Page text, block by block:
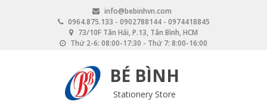
info@bebinhvn.com
0964.875.133 - 0902788144 - 0974418845
73/10F Tân Hải, P.13, Tân Bình, HCM
Thứ 2-6: 08:00-17:30 - Thứ 7: 8:00-16:00
BÉ BÌNH
Stationery Store